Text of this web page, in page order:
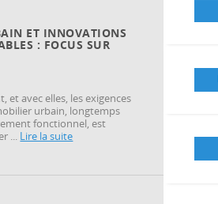
ET INNOVATIONS
: FOCUS SUR
et avec elles, les exigences
urbain, longtemps
fonctionnel, est
... Lire la suite